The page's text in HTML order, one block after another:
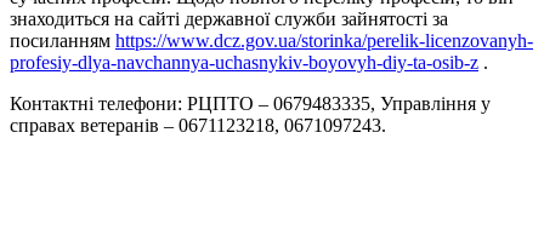
знаходиться на сайті державної служби зайнятості за
посиланням https://www.dcz.gov.ua/storinka/perelik-licenzovanyh-
profesiy-dlya-navchannya-uchasnykiv-boyovyh-diy-ta-osib-z .
Контактні телефони: РЦПТО – 0679483335, Управління у
справах ветеранів – 0671123218, 0671097243.